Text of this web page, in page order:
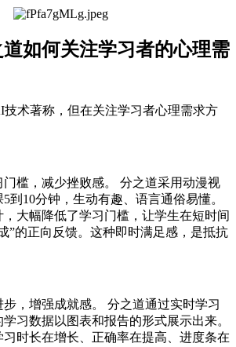
如何关注学习者的心理需
术著称，但在关注学习者心理需求方
槛，减少挫败感。 分之道采用动漫视
到10分钟，生动有趣、语言通俗易懂。
大幅降低了学习门槛，让学生在短时间
”的正向反馈。这种即时满足感，是抵抗
，增强成就感。 分之道通过实时学习
习数据以图表和报告的形式展示出来。
时长在增长、正确率在提高、进度条在